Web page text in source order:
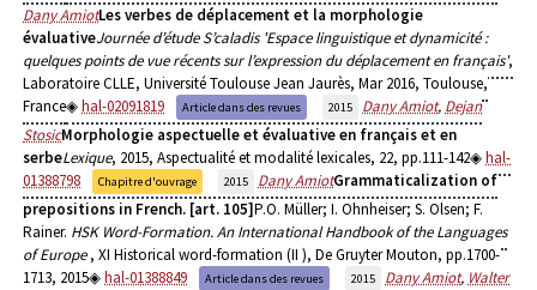
Dany AmiotLes verbes de déplacement et la morphologie
évaluativeJournée d’étude S’caladis 'Espace linguistique et dynamicité :
quelques points de vue récents sur l’expression du déplacement en français',
Laboratoire CLLE, Université Toulouse Jean Jaurès, Mar 2016, Toulouse,
France
hal-02091819 Article dans des revues 2015 Dany Amiot, Dejan
StosicMorphologie aspectuelle et évaluative en français et en
serbeLexique, 2015, Aspectualité et modalité lexicales, 22, pp.111-142
hal-
01388798
Chapitre d'ouvrage 2015 Dany AmiotGrammaticalization of
prepositions in French. [art. 105]P.O. Müller; I. Ohnheiser; S. Olsen; F.
Rainer. HSK Word-Formation. An International Handbook of the Languages
of Europe, XI Historical word-formation (II ), De Gruyter Mouton, pp.1700-
1713, 2015
hal-01388849 Article dans des revues 2015 Dany Amiot, Walter